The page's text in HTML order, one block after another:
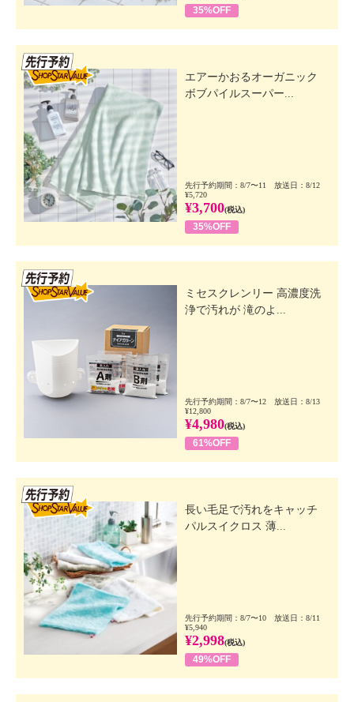
35%OFF
エアーかおるオーガニック
ボブパイルスーパー...
先行予約期間：8/7〜11 放送日：8/12
¥5,720
¥3,700(税込)
35%OFF
ミセスクレンリー 高濃度洗
浄で汚れが 滝のよ...
先行予約期間：8/7〜12 放送日：8/13
¥12,800
¥4,980(税込)
61%OFF
長い毛足で汚れをキャッチ
パルスイクロス 薄...
先行予約期間：8/7〜10 放送日：8/11
¥5,940
¥2,998(税込)
49%OFF